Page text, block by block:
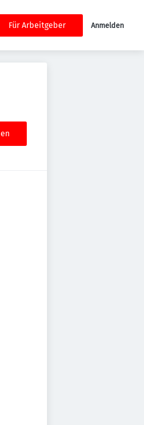
Für Arbeitgeber Anmelden